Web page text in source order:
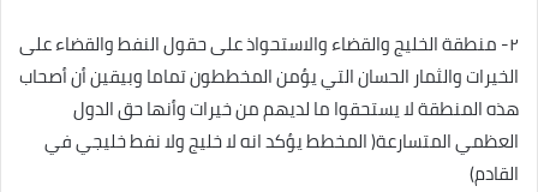
٢- منطقة الخليج والقضاء والاستحواذ على حقول النفط والقضاء على
الخيرات والثمار الحسان التي يؤمن المخططون تماما وبيقين أن أصحاب
هذه المنطقة لا يستحقوا ما لديهم من خيرات وأنها حق الدول
العظمي المتسارعة( المخطط يؤكد انه لا خليج ولا نفط خليجي في
القادم)